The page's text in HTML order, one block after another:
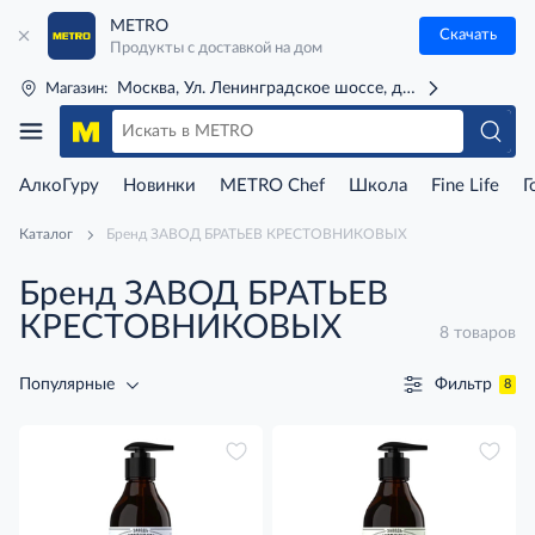
METRO
Продукты с доставкой на дом
Скачать
Магазин: Москва, Ул. Ленинградское шоссе, д. 71Г (м. Речной
АлкоГуру Новинки METRO Chef Школа Fine Life
Каталог Бренд ЗАВОД БРАТЬЕВ КРЕСТОВНИКОВЫХ
Бренд ЗАВОД БРАТЬЕВ
КРЕСТОВНИКОВЫХ
8 товаров
Популярные Фильтр 8